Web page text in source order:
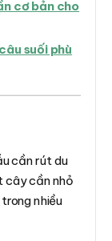
cơ bản cho
suối phù
cần rút du
cây cần nhỏ
nhiều